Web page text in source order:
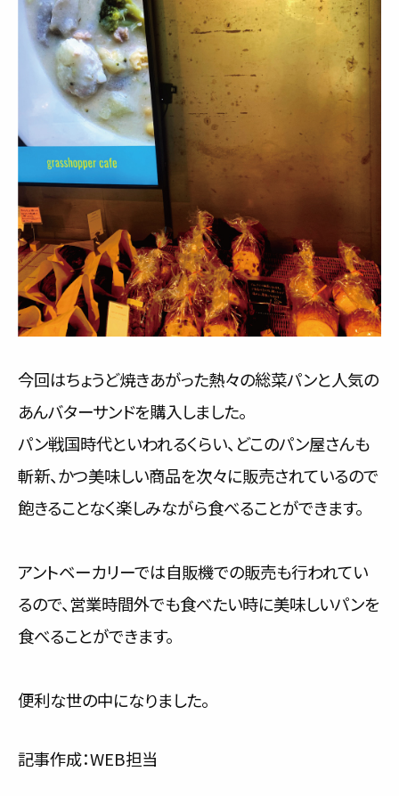
今回はちょうど焼きあがった熱々の総菜パンと人気の
あんバターサンドを購入しました。
パン戦国時代といわれるくらい、どこのパン屋さんも
斬新、かつ美味しい商品を次々に販売されているので
飽きることなく楽しみながら食べることができます。
アントベーカリーでは自販機での販売も行われてい
るので、営業時間外でも食べたい時に美味しいパンを
食べることができます。
便利な世の中になりました。
記事作成：WEB担当